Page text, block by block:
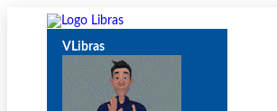
VLibras